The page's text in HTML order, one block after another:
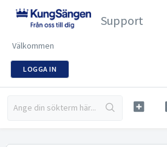
Support
Välkommen
LOGGA IN